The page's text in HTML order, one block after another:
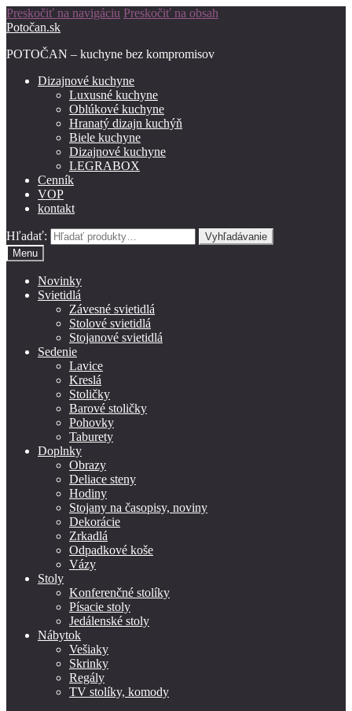
Preskočiť na navigáciu Preskočiť na obsah
Potočan.sk
POTOČAN – kuchyne bez kompromisov
Dizajnové kuchyne
Luxusné kuchyne
Oblúkové kuchyne
Hranatý dizajn kuchýň
Biele kuchyne
Dizajnové kuchyne
LEGRABOX
Cenník
VOP
kontakt
Hľadať:
Vyhľadávanie
Menu
Novinky
Svietidlá
Závesné svietidlá
Stolové svietidlá
Stojanové svietidlá
Sedenie
Lavice
Kreslá
Stoličky
Barové stoličky
Pohovky
Taburety
Doplnky
Obrazy
Deliace steny
Hodiny
Stojany na časopisy, noviny
Dekorácie
Zrkadlá
Odpadkové koše
Vázy
Stoly
Konferenčné stolíky
Písacie stoly
Jedálenské stoly
Nábytok
Vešiaky
Skrinky
Regály
TV stolíky, komody